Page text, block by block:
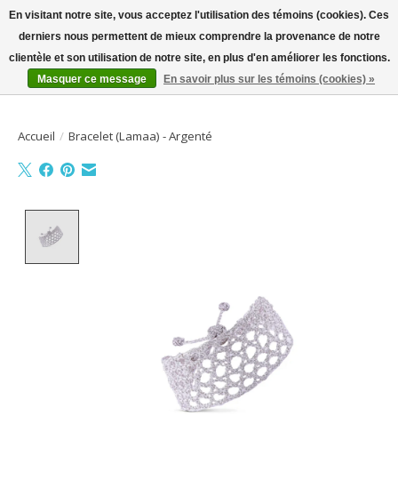
Bienvenue sur la boutique en ligne
Liste dePanier
Accueil / Bracelet (Lamaa) - Argenté
En visitant notre site, vous acceptez l'utilisation des témoins (cookies). Ces
derniers nous permettent de mieux comprendre la provenance de notre
clientèle et son utilisation de notre site, en plus d'en améliorer les fonctions.
Masquer ce message
En savoir plus sur les témoins (cookies) »